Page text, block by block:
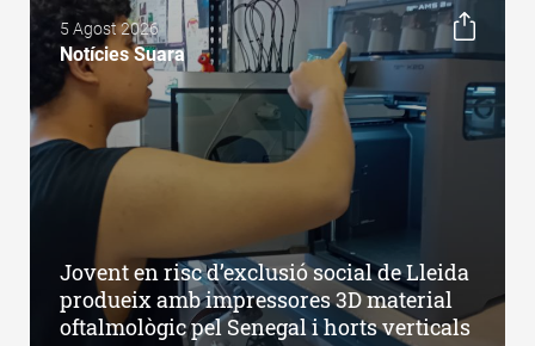
5 Agost 2026
Notícies Suara
Jovent en risc d’exclusió social de Lleida
produeix amb impressores 3D material
oftalmològic pel Senegal i horts verticals